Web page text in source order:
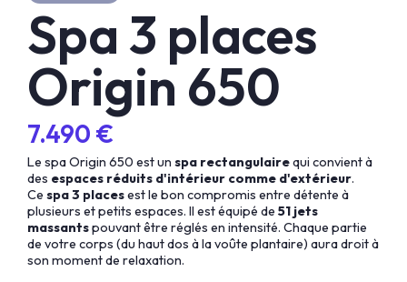
Spa 3 places
Origin 650
7.490 €
Le spa Origin 650 est un spa rectangulairequi convient à
des espaces réduits d'intérieur comme d'extérieur.
Ce spa 3 placesest le bon compromis entre détente à
plusieurs et petits espaces. Il est équipé de 51 jets
massantspouvant être réglés en intensité. Chaque partie
de votre corps (du haut dos à la voûte plantaire) aura droit à
son moment de relaxation.